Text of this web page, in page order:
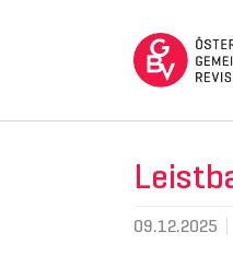
09.12.2025